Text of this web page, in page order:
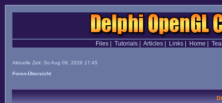
Files| Tutorials| Articles| Links| Home
Aktuelle Zeit: So Aug 09, 2026 17:45
Foren-Übersicht